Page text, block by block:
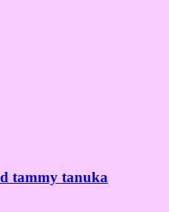
tammy tanuka